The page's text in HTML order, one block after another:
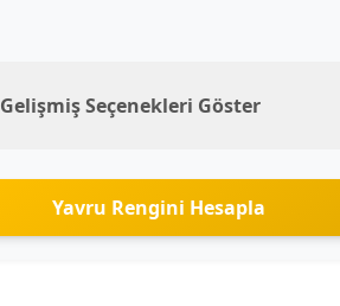
Gelişmiş Seçenekleri Göster
Yavru Rengini Hesapla